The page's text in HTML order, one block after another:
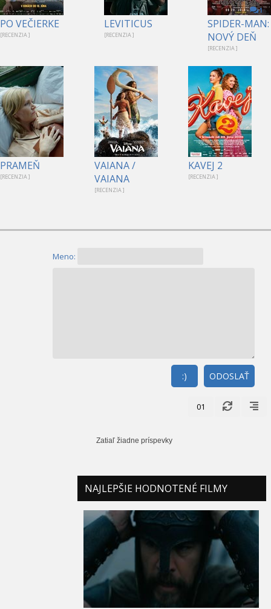
PO VEČIERKE
[RECENZIA ]
LEVITICUS
[RECENZIA ]
1
SPIDER-MAN:
NOVÝ DEŇ
[RECENZIA ]
PRAMEŇ
[RECENZIA ]
VAIANA /
VAIANA
[RECENZIA ]
KAVEJ 2
[RECENZIA ]
Meno:
ODOSLAŤ
:)
01
Zatiaľ žiadne príspevky
NAJLEPŠIE HODNOTENÉ FILMY